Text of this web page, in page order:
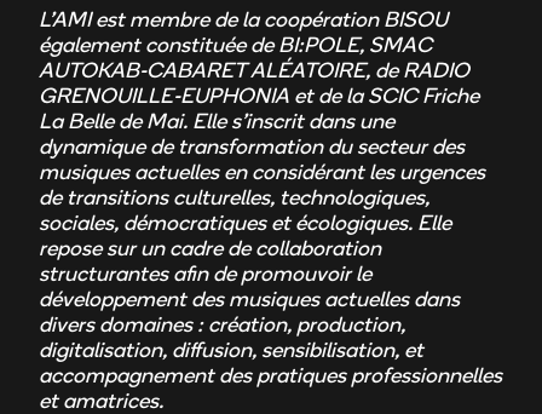
L’AMI est membre de la coopération BISOU
également constituée de BI:POLE, SMAC
AUTOKAB-CABARET ALÉATOIRE, de RADIO
GRENOUILLE-EUPHONIA et de la SCIC Friche
La Belle de Mai. Elle s’inscrit dans une
dynamique de transformation du secteur des
musiques actuelles en considérant les urgences
de transitions culturelles, technologiques,
sociales, démocratiques et écologiques. Elle
repose sur un cadre de collaboration
structurantes afin de promouvoir le
développement des musiques actuelles dans
divers domaines : création, production,
digitalisation, diffusion, sensibilisation, et
accompagnement des pratiques professionnelles
et amatrices.